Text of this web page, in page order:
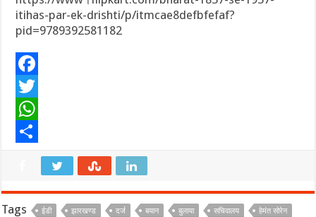
itihas-par-ek-drishti/p/itmcae8defbfefaf?
pid=9789392581182
F
a
c
T
w
W
Tags ईडी झारखण्ड दर्ज बयान बुलाया सचिवालय हेमंत सोरेन